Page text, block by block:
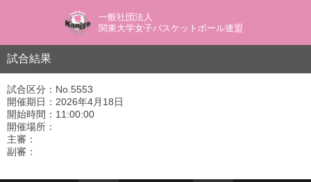
一般社団法人
関東大学女子バスケットボール連盟
試合結果
試合区分：No.5553
開催期日：2026年4月18日
開始時間：11:00:00
開催場所：
主審：
副審：